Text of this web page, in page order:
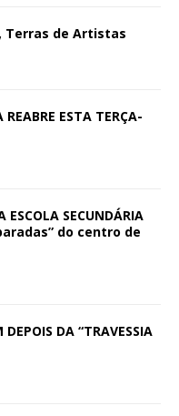
Terras de Artistas
ESTA TERÇA-
ESCOLA SECUNDÁRIA
do centro de
DEPOIS DA “TRAVESSIA